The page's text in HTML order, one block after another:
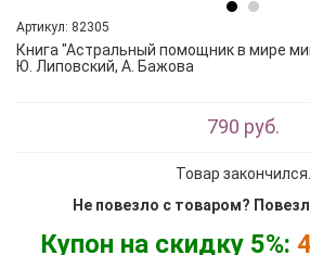
Артикул: 82305
Книга "Астральный помощник в мире
Ю. Липовский, А. Бажова
790 руб.
Товар закончился.
Не повезло с товаром?
Купон на скидку 5%: